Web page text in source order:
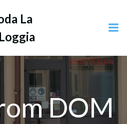
al La
DOM